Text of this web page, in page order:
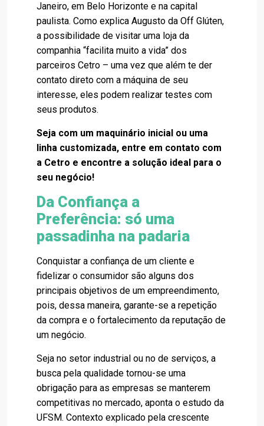
Janeiro, em Belo Horizonte e na capital
paulista. Como explica Augusto da Off Glúten,
a possibilidade de visitar uma loja da
companhia “facilita muito a vida” dos
parceiros Cetro – uma vez que além te der
contato direto com a máquina de seu
interesse, eles podem realizar testes com
seus produtos.
Seja com um maquinário inicial ou uma
linha customizada, entre em contato com
a Cetro e encontre a solução ideal para o
seu negócio!
Da Confiança a
Preferência: só uma
passadinha na padaria
Conquistar a confiança de um cliente e
fidelizar o consumidor são alguns dos
principais objetivos de um empreendimento,
pois, dessa maneira, garante-se a repetição
da compra e o fortalecimento da reputação de
um negócio.
Seja no setor industrial ou no de serviços, a
busca pela qualidade tornou-se uma
obrigação para as empresas se manterem
competitivas no mercado, aponta o estudo da
UFSM. Contexto explicado pela crescente